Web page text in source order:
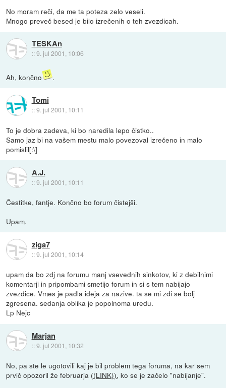
No moram reči, da me ta poteza zelo veseli.
Mnogo preveč besed je bilo izrečenih o teh zvezdicah.
TESKAn
::9. jul 2001, 10:06
Ah, končno .
Tomi
::9. jul 2001, 10:11
To je dobra zadeva, ki bo naredila lepo čistko..
Samo jaz bi na vašem mestu malo povezoval izrečeno in malo
pomislil[:\]
A.J.
::9. jul 2001, 10:11
Čestitke, fantje. Končno bo forum čistejši.
Upam.
ziga7
::9. jul 2001, 10:14
upam da bo zdj na forumu manj vsevednih sinkotov, ki z debilnimi
komentarji in pripombami smetijo forum in si s tem nabijajo
zvezdice. Vmes je padla ideja za nazive. ta se mi zdi se bolj
zgresena. sedanja oblika je popolnoma uredu.
Lp Nejc
Marjan
::9. jul 2001, 10:32
No, pa ste le ugotovili kaj je bil problem tega foruma, na kar sem
prvič opozoril že februarja ((LINK)), ko se je začelo "nabijanje".